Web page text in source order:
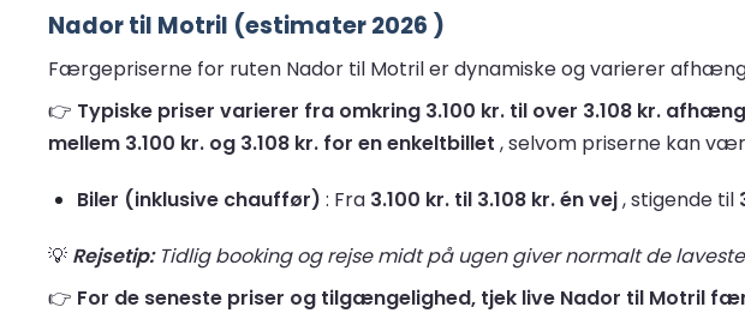
Nador til Motril (estimater 2026 )
Færgepriserne for ruten Nador til Motril er dynamiske og varierer
👉 Typiske priser varierer fra omkring 3.100 kr. til over 3.108 kr.
mellem 3.100 kr. og 3.108 kr. for en enkeltbillet , selvom priserne kan
Biler (inklusive chauffør) : Fra 3.100 kr. til 3.108 kr. én vej, stigende til
💡 Rejsetip:Tidlig booking og rejse midt på ugen giver normalt de
👉 For de seneste priser og tilgængelighed, tjek live Nador til Motril